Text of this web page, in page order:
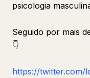
psicologia
Seguido por mais
👇
https://twitter.com/